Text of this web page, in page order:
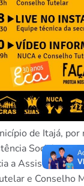
de Itajá, por
Social, em
a Assistência
e Conselho